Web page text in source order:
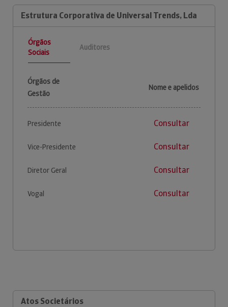
Estrutura Corporativa de Universal Trends, Lda
Órgãos
Sociais
Auditores
Órgãos de
Gestão
Nome e apelidos
Presidente Consultar
Vice-Presidente Consultar
Diretor Geral Consultar
Vogal Consultar
Atos Societários